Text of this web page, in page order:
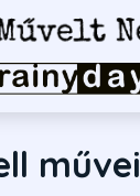
művei